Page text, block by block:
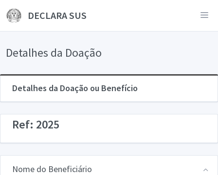
DECLARA SUS
Detalhes da Doação
Detalhes da Doação ou Benefício
Ref: 2025
Nome do Beneficiário